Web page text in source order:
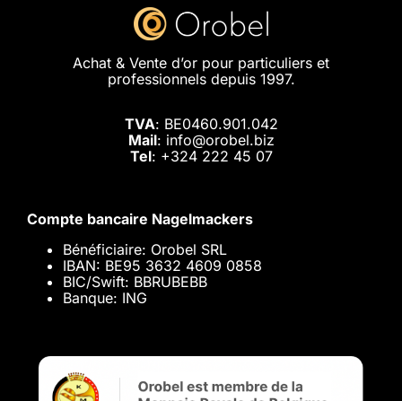
Achat & Vente d’or pour particuliers et
professionnels depuis 1997.
TVA: BE0460.901.042
Mail: info@orobel.biz
Tel: +324 222 45 07
Compte bancaire Nagelmackers
Bénéficiaire: Orobel SRL
IBAN: BE95 3632 4609 0858
BIC/Swift: BBRUBEBB
Banque: ING